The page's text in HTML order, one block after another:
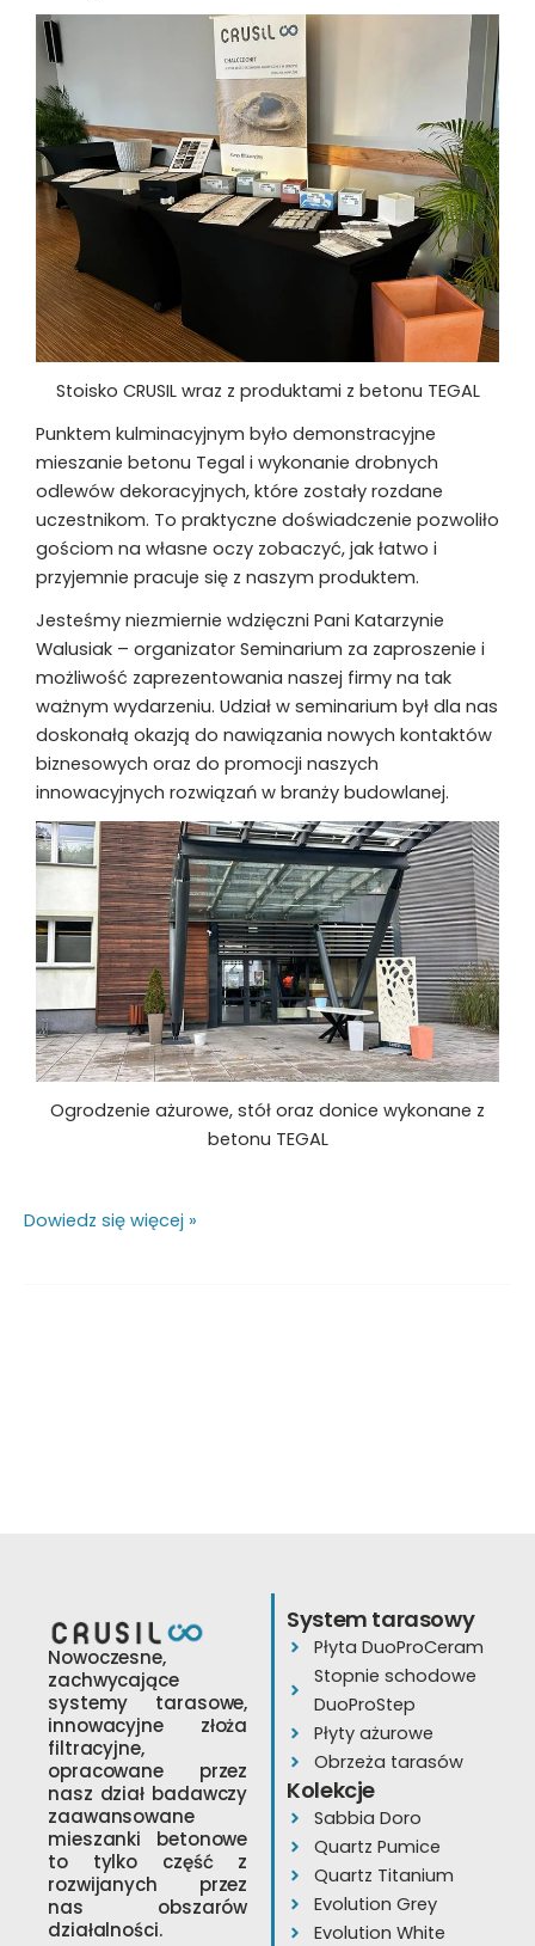
Stoisko CRUSIL wraz z produktami z betonu TEGAL
Punktem kulminacyjnym było demonstracyjne
mieszanie betonu Tegal i wykonanie drobnych
odlewów dekoracyjnych, które zostały rozdane
uczestnikom. To praktyczne doświadczenie pozwoliło
gościom na własne oczy zobaczyć, jak łatwo i
przyjemnie pracuje się z naszym produktem.
Jesteśmy niezmiernie wdzięczni Pani Katarzynie
Walusiak – organizator Seminarium za zaproszenie i
możliwość zaprezentowania naszej firmy na tak
ważnym wydarzeniu. Udział w seminarium był dla nas
doskonałą okazją do nawiązania nowych kontaktów
biznesowych oraz do promocji naszych
innowacyjnych rozwiązań w branży budowlanej.
Ogrodzenie ażurowe, stół oraz donice wykonane z
betonu TEGAL
Dowiedz się więcej »
Nowoczesne,
zachwycające
systemy tarasowe,
innowacyjne złoża
filtracyjne,
opracowane przez
nasz dział badawczy
zaawansowane
mieszanki betonowe
to tylko część z
rozwijanych przez
nas obszarów
działalności.
System tarasowy
Płyta DuoProCeram
Stopnie schodowe
DuoProStep
Płyty ażurowe
Obrzeża tarasów
Kolekcje
Sabbia Doro
Quartz Pumice
Quartz Titanium
Evolution Grey
Evolution White